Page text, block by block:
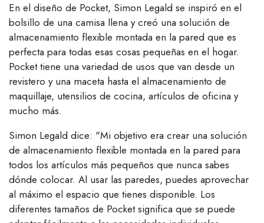
En el diseño de Pocket, Simon Legald se inspiró en el
bolsillo de una camisa llena y creó una solución de
almacenamiento flexible montada en la pared que es
perfecta para todas esas cosas pequeñas en el hogar.
Pocket tiene una variedad de usos que van desde un
revistero y una maceta hasta el almacenamiento de
maquillaje, utensilios de cocina, artículos de oficina y
mucho más.
Simon Legald dice: "Mi objetivo era crear una solución
de almacenamiento flexible montada en la pared para
todos los artículos más pequeños que nunca sabes
dónde colocar. Al usar las paredes, puedes aprovechar
al máximo el espacio que tienes disponible. Los
diferentes tamaños de Pocket significa que se puede